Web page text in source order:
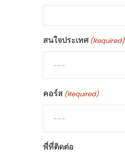
สนใจประเทศ (Required)
---
คอร์ส (Required)
---
พี่ที่ติดต่อ